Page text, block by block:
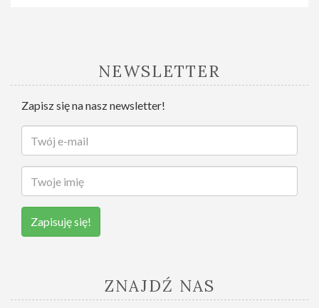
NEWSLETTER
Zapisz się na nasz newsletter!
Zapisuję się!
ZNAJDŹ NAS